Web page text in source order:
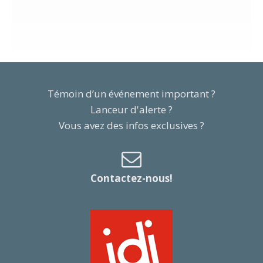
Témoin d’un événement important ?
Lanceur d'alerte ?
Vous avez des infos exclusives ?
Contactez-nous!